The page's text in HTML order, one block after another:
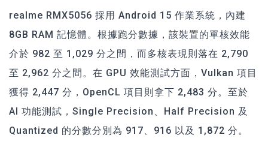
realme RMX5056 採用 Android 15 作業系統，內建
8GB RAM 記憶體。根據跑分數據，該裝置的單核效能
介於 982 至 1,029 分之間，而多核表現則落在 2,790
至 2,962 分之間。在 GPU 效能測試方面，Vulkan 項目
獲得 2,447 分，OpenCL 項目則拿下 2,483 分。至於
AI 功能測試，Single Precision、Half Precision 及
Quantized 的分數分別為 917、916 以及 1,872 分。